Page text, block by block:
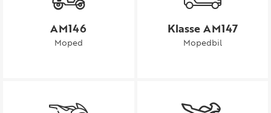
AM146
Moped
Klasse AM147
Mopedbil